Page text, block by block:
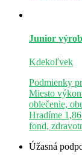
Junior
Kdekoľvek
Podmienky
Miesto
oblečenie,
Hradíme
fond,
Úžasná